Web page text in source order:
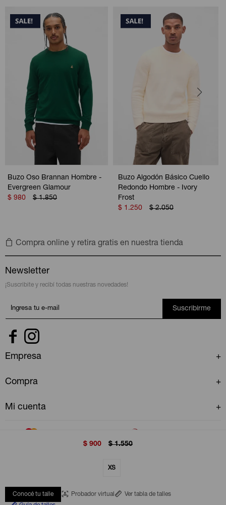
$ 900 $ 1.550
XS
Conocé tu talle Probador virtual
Ver tabla de talles
Buzo Oso Brannan Hombre -
Evergreen Glamour
$ 980 $ 1.850
Buzo Algodón Básico Cuello
Redondo Hombre - Ivory
Frost
$ 1.250 $ 2.050
Compra online y retira gratis en nuestra tienda
Newsletter
¡Suscribite y recibí todas nuestras novedades!
Suscribirme
 
Empresa
Compra
Mi cuenta